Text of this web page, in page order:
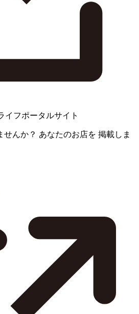
イフポータルサイト
せんか？ あなたのお店を 掲載しま